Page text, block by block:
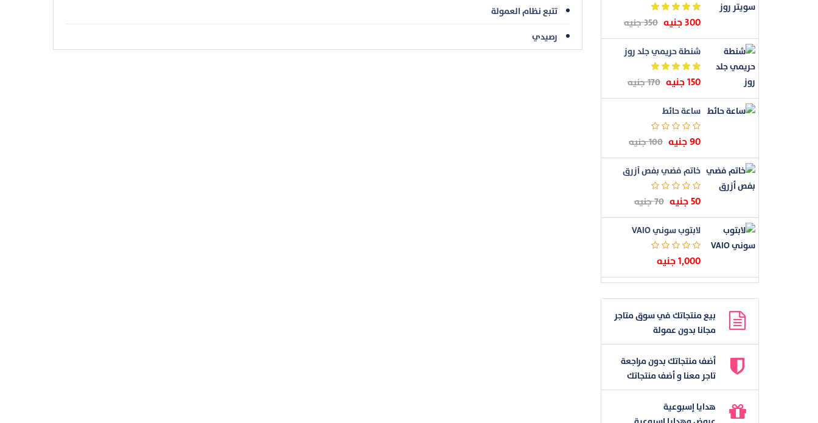
300 جنيه 350 جنيه
شنطة حريمي جلد روز
150 جنيه 170 جنيه
ساعة حائط
90 جنيه 100 جنيه
خاتم فضي بفص أزرق
50 جنيه 70 جنيه
لابتوب سوني VAIO
1,000 جنيه
بيع منتجاتك في سوق متاجر
مجانا بدون عمولة
أضف منتجاتك بدون مراجعة
تاجر معنا و أضف منتجاتك
هدايا إسبوعية
تتبع نظام العمولة
رصيدي